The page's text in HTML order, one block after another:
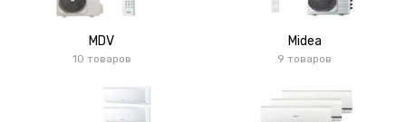
MDV
10 товаров
Midea
9 товаров